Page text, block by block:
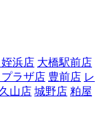
浜店 大橋駅前店
ラザ店 豊前店 レ
山店 城野店 粕屋